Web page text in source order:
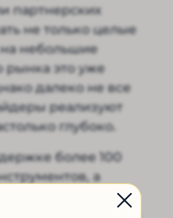
партнерских
не только целые
небольшие
рынка это уже
далеко не все
реализуют
глубоко.
более 100
а
на миллионы